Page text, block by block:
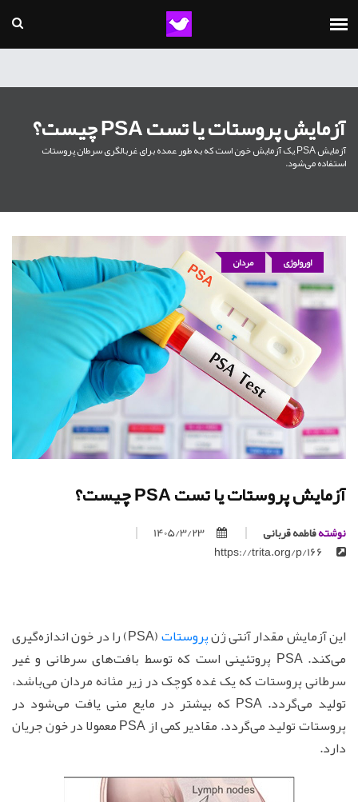
آزمایش پروستات یا تست PSA چیست؟
آزمایش PSA یک آزمایش خون است که به طور عمده برای غربالگری سرطان پروستات
استفاده می‌شود.
اورولوژی مردان
آزمایش پروستات یا تست PSA چیست؟
نوشتهفاطمه قربانی
1405/3/23
این آزمایش مقدار آنتی ژنپروستات
(PSA) را در خون اندازه‌گیری
می‌کند. PSA پروتئینی است که توسط بافت‌های سرطانی و غیر
سرطانی پروستات که یک غده کوچک در زیر مثانه مردان می‌باشد،
تولید می‌گردد. PSA که بیشتر در مایع منی یافت می‌شود در
پروستات تولید می‌گردد. مقادیر کمی از PSA معمولا در خون جریان
دارد.